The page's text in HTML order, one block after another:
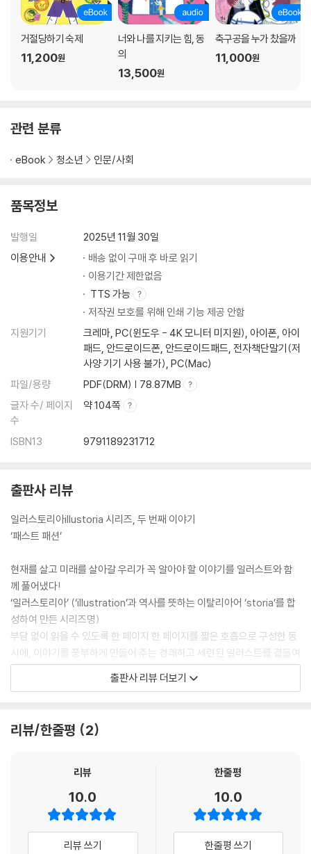
거절당하기 숙제
11,200원
너와 나를 지키는 힘, 동
의
13,500원
축구공을 누가 찼을까
11,000원
관련 분류
eBook 청소년 인문/사회
품목정보
발행일
2025년 11월 30일
이용안내
배송 없이 구매 후 바로 읽기
이용기간 제한없음
TTS 가능
저작권 보호를 위해 인쇄 기능 제공 안함
지원기기
크레마, PC(윈도우 - 4K 모니터 미지원), 아이폰, 아이
패드, 안드로이드폰, 안드로이드패드, 전자책단말기(저
사양 기기 사용 불가), PC(Mac)
파일/용량
PDF(DRM) | 78.87MB
글자 수/ 페이지
수
약 104쪽
ISBN13 9791189231712
출판사 리뷰
일러스토리아illustoria 시리즈, 두 번째 이야기
‘패스트 패션’
현재를 살고 미래를 살아갈 우리가 꼭 알아야 할 이야기를 일러스트와 함
께 풀어냈다!
‘일러스토리아’ (‘illustration’과 역사를 뜻하는 이탈리아어 ‘storia’를 합
성하여 만든 시리즈명)
부담 없이 읽을 수 있도록 한 페이지 한 페이지를 짧은 호흡으로 구성한 동
시에, 이야기를 풍부하게 만들어 주는 경쾌하고 세련된 일러스트를 곁들여
몰입감을 높였다.
이렇게 탄생한 일러스토리아 시리즈! 첫 번째 책 〈세상을 바꾼 87km, 셀
지를 일깨워 줄 〈빠르게 만들고 빠르게 버리는 옷의 비밀, 패스트 패션〉이
저렴하면서도 유행을 선도하는 의류를 빠른 속도로 생산하는 패션 산업을
일컫는 ‘패스트 패션’.
그런데 이 ‘패스트 패션’이 담고 있는 진짜 의미를 알고 있는 사람들은 얼마
출판사 리뷰 더보기
리뷰/한줄평 2
리뷰
10.0
리뷰 쓰기
한줄평
10.0
한줄평 쓰기